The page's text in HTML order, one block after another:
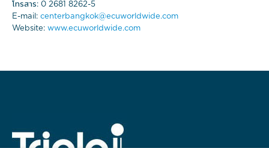
โทรสาร: 0 2681 8262-5
E-mail: centerbangkok@ecuworldwide.com
Website: www.ecuworldwide.com